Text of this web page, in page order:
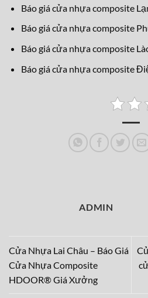
Báo giá cửa nhựa composite
Báo giá cửa nhựa composite
Báo giá cửa nhựa composite
Báo giá cửa nhựa composite
ADMIN
Cửa Nhựa Lai Châu – Báo Giá
Cửa Nhựa Composite
HDOOR® Giá Xưởng